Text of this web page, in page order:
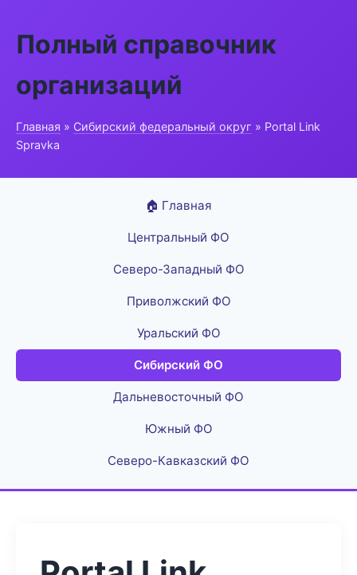
Полный справочник
организаций
Главная » Сибирский федеральный округ » Portal Link
Spravka
🏠 Главная
Центральный ФО
Северо-Западный ФО
Приволжский ФО
Уральский ФО
Сибирский ФО
Дальневосточный ФО
Южный ФО
Северо-Кавказский ФО